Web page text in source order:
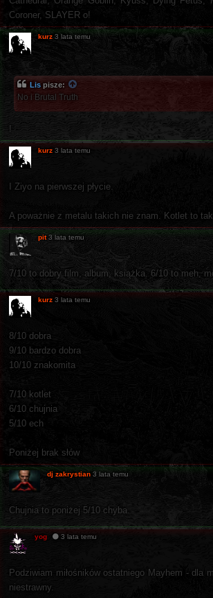
Coroner, SLAYER o!
kurz 3 lata temu
Lis pisze:
No i Brutal Truth
!
kurz 3 lata temu
I Ziyo na pierwszej płycie.
A poważnie z metalu takich nie znam. Kotlet to
pit 3 lata temu
7/10 to dobry film, album, książka. 6/10 to meh,
kurz 3 lata temu
8/10 dobra
9/10 bardzo dobra
10/10 znakomita
7/10 kotlet
6/10 chujnia
5/10 ech
Poniżej brak słów
dj zakrystian 3 lata temu
Chujnia to poniżej 5/10 chyba.
yog 3 lata temu
Podziwiam miłośników ostatniego Mayhem - dla
niestrawny.